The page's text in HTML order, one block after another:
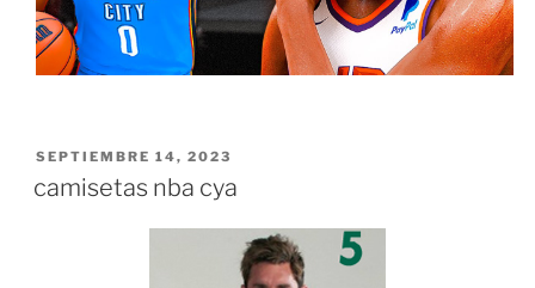
PUBLICADO
SEPTIEMBRE 14, 2023
camisetas nba cya